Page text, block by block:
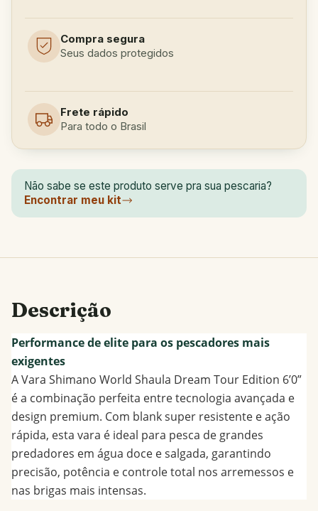
Compra segura
Seus dados protegidos
Frete rápido
Para todo o Brasil
Não sabe se este produto serve pra sua pescaria?
Encontrar meu kit
Descrição
Performance de elite para os pescadores mais
exigentes
A Vara Shimano World Shaula Dream Tour Edition 6’0”
é a combinação perfeita entre tecnologia avançada e
design premium. Com blank super resistente e ação
rápida, esta vara é ideal para pesca de grandes
predadores em água doce e salgada, garantindo
precisão, potência e controle total nos arremessos e
nas brigas mais intensas.